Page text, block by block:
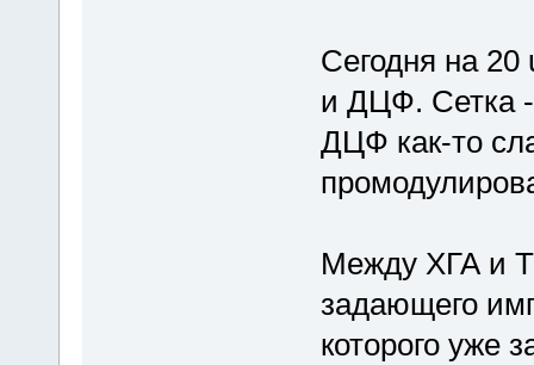
Сегодня на
и ДЦФ. Сетка
ДЦФ как-то
Между ХГА и
задающего
которого уже